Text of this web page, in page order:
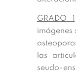
GRADO 1
imágenes
las
seudo-